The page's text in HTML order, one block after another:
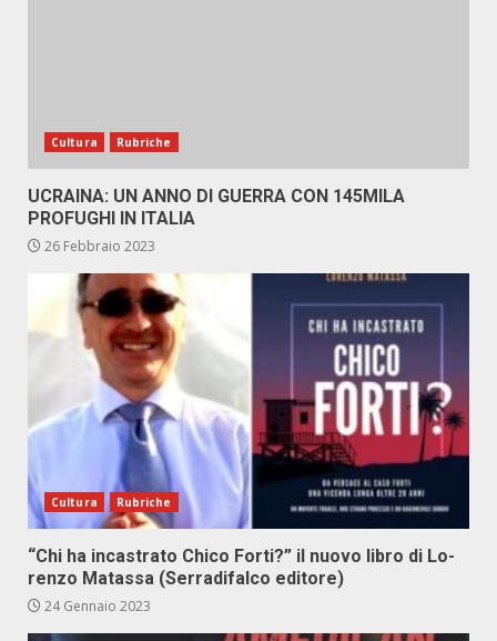
Cultura Rubriche
UCRAINA: UN ANNO DI GUERRA CON 145MILA
PROFUGHI IN ITALIA
26 Febbraio 2023
Cultura Rubriche
“Chi ha in­ca­stra­to Chi­co For­ti?” il nuo­vo li­bro di Lo­
ren­zo Ma­tas­sa (Ser­ra­di­fal­co edi­to­re)
24 Gennaio 2023